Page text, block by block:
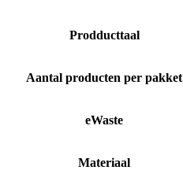
Prodducttaal
Aantal producten per pakket
eWaste
Materiaal